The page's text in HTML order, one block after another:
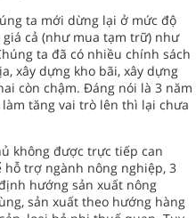
ta mới dừng lại ở mức độ
cả (như mua tạm trữ) như
ta đã có nhiều chính sách
xây dựng kho bãi, xây dựng
còn chậm. Đáng nói là 3 năm
tăng vai trò lên thì lại chưa
không được trực tiếp can
trợ ngành nông nghiệp, 3
hướng sản xuất nông
sản xuất theo hướng hàng